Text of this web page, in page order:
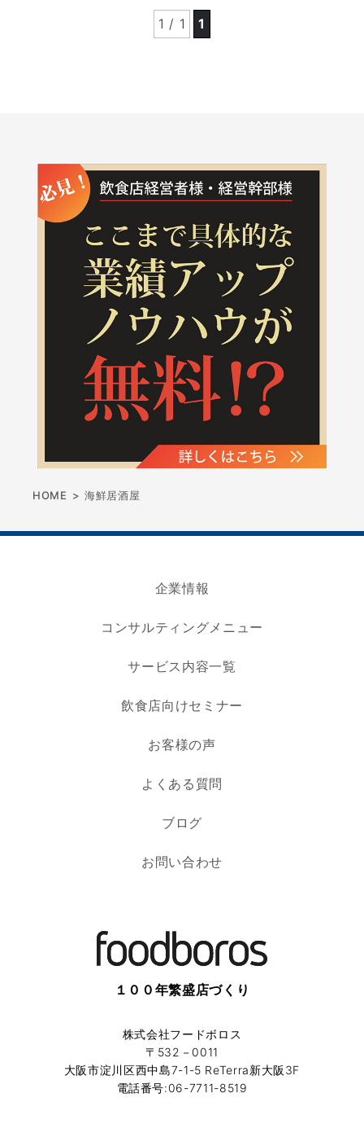
1 / 1 1
HOME > 海鮮居酒屋
企業情報
コンサルティングメニュー
サービス内容一覧
飲食店向けセミナー
お客様の声
よくある質問
ブログ
お問い合わせ
１００年繁盛店づくり
株式会社フードボロス
〒532－0011
大阪市淀川区西中島7-1-5 ReTerra新大阪3F
電話番号:06-7711-8519